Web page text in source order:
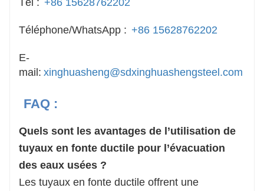
Téléphone/WhatsApp : +86 15628762202
E-
mail: xinghuasheng@sdxinghuashengsteel.com
FAQ :
Quels sont les avantages de l’utilisation de
tuyaux en fonte ductile pour l’évacuation
des eaux usées ?
Les tuyaux en fonte ductile offrent une